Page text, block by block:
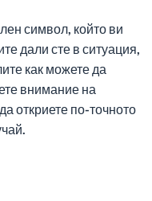
символ, който ви
дали сте в ситуация,
как можете да
внимание на
откриете по-точното